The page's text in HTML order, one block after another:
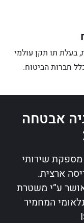
בעלת תו תקן עולמי
חברות הביטוח.
אבטחה
מספקת שירותי
ע”י משטרת
המחמיר